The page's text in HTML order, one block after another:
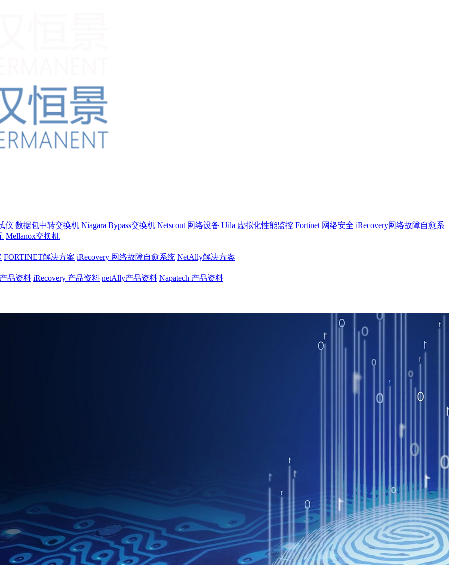
仪 数据包中转交换机 Niagara Bypass交换机 Netscout 网络设备 Uila 虚拟化性能监控 Fortinet 网络安全 iRecovery网络故障自愈系
Mellanox交换机
FORTINET解决方案 iRecovery 网络故障自愈系统 NetAlly解决方案
品资料 iRecovery 产品资料 netAlly产品资料 Napatech 产品资料